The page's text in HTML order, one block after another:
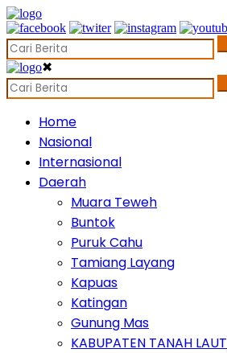
✖
Home
Nasional
Internasional
Daerah
Muara Teweh
Buntok
Puruk Cahu
Tamiang Layang
Kapuas
Katingan
Gunung Mas
KABUPATEN TANAH LAUT